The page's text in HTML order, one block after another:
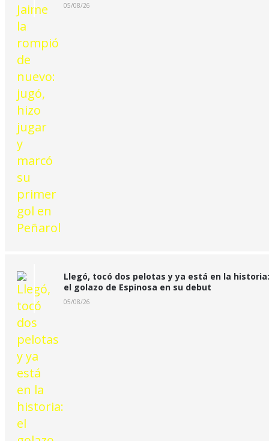
05/08/26
Llegó, tocó dos pelotas y ya está en la historia:
el golazo de Espinosa en su debut
05/08/26